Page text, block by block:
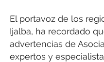
El portavoz de los
Ijalba, ha recordado
advertencias de
expertos y